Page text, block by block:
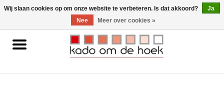
0 Artikelen - €0,00
Home
Wij slaan cookies op om onze website te verbeteren. Is dat akkoord?
Ja
Nee
Meer over cookies »